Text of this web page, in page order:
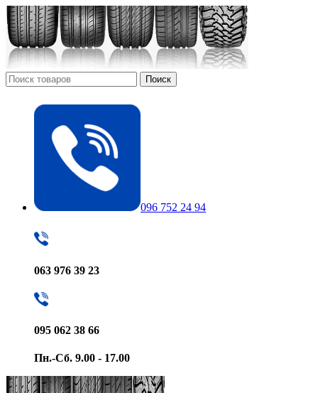
Поиск
096 752 24 94
063 976 39 23
095 062 38 66
Пн.-Сб. 9.00 - 17.00